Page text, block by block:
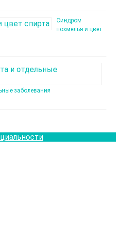
Синдром
похмелья и цвет
заболевания